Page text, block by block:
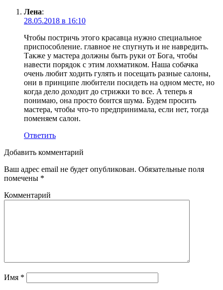
Лена:
28.05.2018 в 16:10
Чтобы постричь этого красавца нужно специальное
приспособление. главное не спугнуть и не навредить.
Также у мастера должны быть руки от Бога, чтобы
навести порядок с этим лохматиком. Наша собачка
очень любит ходить гулять и посещать разные салоны,
они в принципе любители посидеть на одном месте, но
когда дело доходит до стрижки то все. А теперь я
понимаю, она просто боится шума. Будем просить
мастера, чтобы что-то предпринимала, если нет, тогда
поменяем салон.
Ответить
Добавить комментарий
Ваш адрес email не будет опубликован. Обязательные поля
помечены *
Комментарий
Имя *